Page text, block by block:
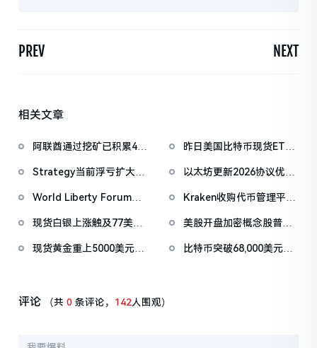
PREV NEXT
相关文章
阿联酋通过挖矿已积累4.5
昨日美国比特币现货ETF
坊ETF净流出4180万美元
Strategy当前浮亏扩大至
以太坊更新2026协议优先
于上半年进行
World Liberty Forum开
Trump称加密仍处「起跑
线」
Kraken收购代币管理平台
版图
现货白银上涨触及77美元/
美股开盘加密概念股普
现货黄金重上5000美元/
比特币突破68,000美元，
评论 （共0 条评论， 142人围观）